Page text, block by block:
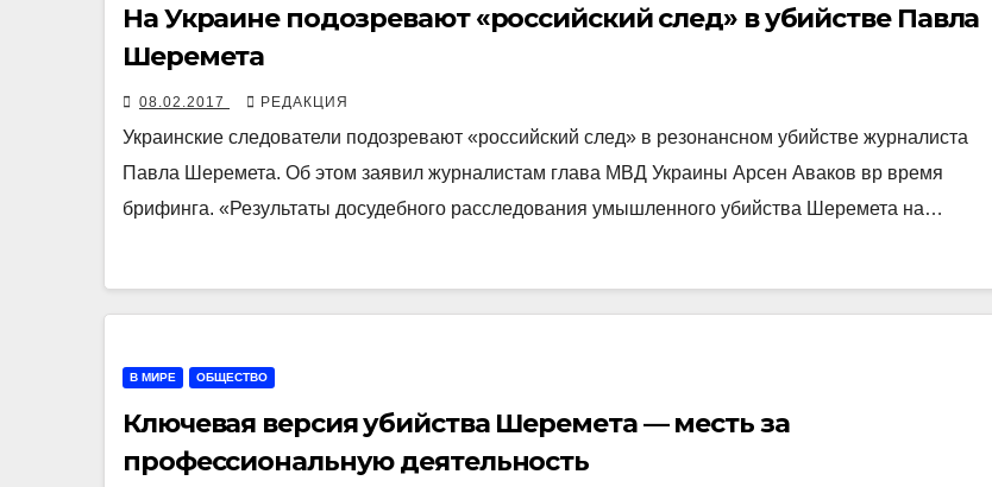
На Украине подозревают «российский след» в убийстве Павла
Шеремета
08.02.2017 РЕДАКЦИЯ
Украинские следователи подозревают «российский след» в резонансном убийстве журналиста
Павла Шеремета. Об этом заявил журналистам глава МВД Украины Арсен Аваков вр время
брифинга. «Результаты досудебного расследования умышленного убийства Шеремета на…
В МИРЕ ОБЩЕСТВО
Ключевая версия убийства Шеремета — месть за
профессиональную деятельность